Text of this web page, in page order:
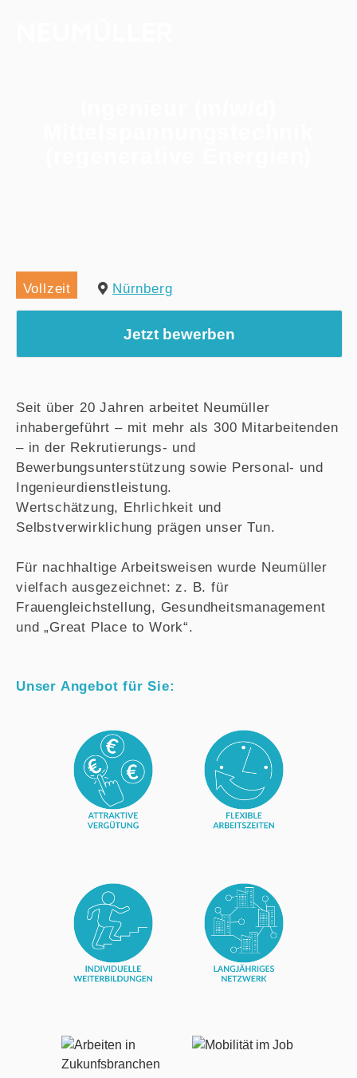
Vollzeit Nürnberg
Jetzt bewerben
Seit über 20 Jahren arbeitet Neumüller
inhabergeführt – mit mehr als 300 Mitarbeitenden
– in der Rekrutierungs- und
Bewerbungsunterstützung sowie Personal- und
Ingenieurdienstleistung.
Wertschätzung, Ehrlichkeit und
Selbstverwirklichung prägen unser Tun.
Für nachhaltige Arbeitsweisen wurde Neumüller
vielfach ausgezeichnet: z. B. für
Frauengleichstellung, Gesundheitsmanagement
und „Great Place to Work“.
Unser Angebot für Sie: